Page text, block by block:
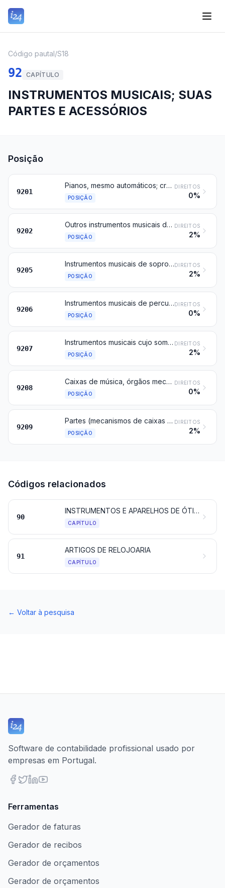
Código pautal/S18
92 CAPÍTULO
INSTRUMENTOS MUSICAIS; SUAS
PARTES E ACESSÓRIOS
Posição
9201
Pianos, mesmo automáticos; cravos e outros instrumentos de cordas, com teclado
POSIÇÃO
DIREITOS
0%
9202
Outros instrumentos musicais de cordas (por exemplo, guitarras (violões), violinos, harpas)
POSIÇÃO
DIREITOS
2%
9205
Instrumentos musicais de sopro (por exemplo, órgãos de tubos e teclado, acordeões, clarinetes, trompetes, gaitas de foles), exceto os órgãos mecânicos de feira e os realejos
POSIÇÃO
DIREITOS
2%
9206
Instrumentos musicais de percussão (por exemplo, tambores, caixas, xilofones, pratos, castanholas, maracas)
POSIÇÃO
DIREITOS
0%
9207
Instrumentos musicais cujo som é produzido ou amplificado por meios elétricos (por exemplo, órgãos, guitarras, acordeões)
POSIÇÃO
DIREITOS
2%
9208
Caixas de música, órgãos mecânicos de feira, realejos, pássaros cantores mecânicos, serrotes musicais e outros instrumentos musicais não especificados noutra posição do presente Capítulo; chamarizes de qualquer tipo; apitos, cornetas (berrantes) e outros instrumentos, de boca, para chamada ou sinalização
POSIÇÃO
DIREITOS
0%
9209
Partes (mecanismos de caixas de música, por exemplo) e acessórios (por exemplo, cartões, discos e rolos para instrumentos mecânicos) de instrumentos musicais; metrónomos e diapasões de qualquer tipo
POSIÇÃO
DIREITOS
2%
Códigos relacionados
90
INSTRUMENTOS E APARELHOS DE ÓTICA, DE FOTOGRAFIA, DE CINEMATOGRAFIA, DE MEDIDA, DE CONTROLO OU DE PRECISÃO; INSTRUMENTOS E APARELHOS MÉDICO-CIRÚRGICOS; SUAS PARTES E ACESSÓRIOS
CAPÍTULO
91
ARTIGOS DE RELOJOARIA
CAPÍTULO
← Voltar à pesquisa
Software de contabilidade profissional usado por
empresas em Portugal.
Ferramentas
Gerador de faturas
Gerador de recibos
Gerador de orçamentos
Gerador de orçamentos